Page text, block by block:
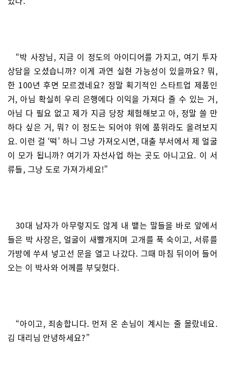
“박 사장님, 지금 이 정도의 아이디어를 가지고, 여기 투자
상담을 오셨습니까? 이게 과연 실현 가능성이 있을까요? 뭐,
한 100년 후면 모르겠네요? 정말 획기적인 스타트업 제품인
거, 아님 확실히 우리 은행에다 이익을 가져다 줄 수 있는 거,
아님 다 필요 없고 제가 지금 당장 체험해보고 아, 정말 쓸 만
하다 싶은 거, 뭐? 이 정도는 되어야 위에 품위라도 올려보지
요. 이런 걸 ‘떡’ 하니 그냥 가져오시면, 대출 부서에서 제 얼굴
이 모가 됩니까? 여기가 자선사업 하는 곳도 아니고요. 이 서
류들, 그냥 도로 가져가세요!”
30대 남자가 아무렇지도 않게 내 뱉는 말들을 바로 앞에서
들은 박 사장은, 얼굴이 새빨개지며 고개를 푹 숙이고, 서류를
가방에 쑤셔 넣고선 문을 열고 나갔다. 그때 마침 뒤이어 들어
오는 이 박사와 어께를 부딪혔다.
“아이고, 죄송합니다. 먼저 온 손님이 계시는 줄 몰랐네요.
김 대리님 안녕하세요?”